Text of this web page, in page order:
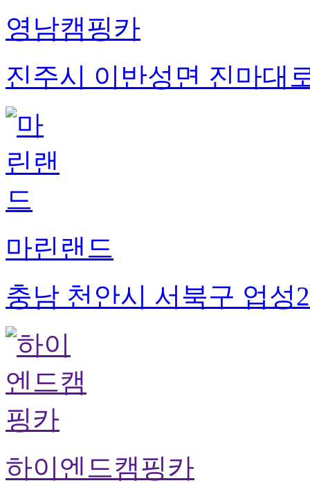
영남캠핑카
진주시 이반성면 진마대
마린랜드
충남 천안시 서북구 업성
하이엔드캠핑카